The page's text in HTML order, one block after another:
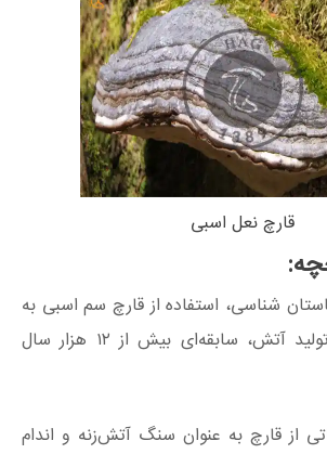
قارچ نعل اسبی
شناسی، استفاده از قارچ سم اسبی به
عنوان ابزاری برای تولید آتش، سابقه‌ای بیش از ۱۲ هزار سال
از قارچ به عنوان سنگ آتش‌زنه و اندام